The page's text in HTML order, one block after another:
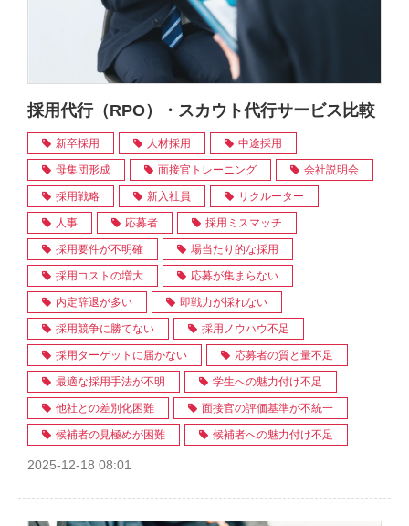
採用代行（RPO）・スカウト代行サービス比較
新卒採用 人材採用 中途採用
母集団形成 面接官トレーニング 会社説明会
採用戦略 新入社員 リクルーター
人事 応募者 採用ミスマッチ
採用要件が不明確 場当たり的な採用
採用コストの増大 応募が集まらない
内定辞退が多い 即戦力が採れない
採用競争に勝てない 採用ノウハウ不足
採用ターゲットに届かない 応募者の質と量不足
最適な採用手法が不明 学生への魅力付け不足
他社との差別化困難 面接官の評価基準が不統一
候補者の見極めが困難 候補者への魅力付け不足
2025-12-18 08:01